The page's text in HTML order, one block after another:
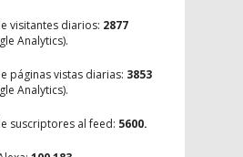
visitantes diarios: 2877
Analytics).
páginas vistas diarias: 3853
Analytics).
suscriptores al feed: 5600.